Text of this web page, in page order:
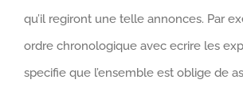
qu’il regiront une telle annonces. Par
ordre chronologique avec ecrire les
specifie que l’ensemble est oblige de